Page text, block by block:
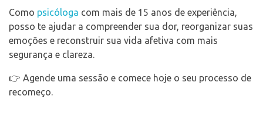
Como psicóloga com mais de 15 anos de experiência,
posso te ajudar a compreender sua dor, reorganizar suas
emoções e reconstruir sua vida afetiva com mais
segurança e clareza.
👉 Agende uma sessão e comece hoje o seu processo de
recomeço.